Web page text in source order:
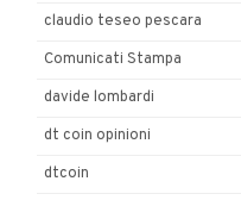
claudio teseo pescara
Comunicati Stampa
davide lombardi
dt coin opinioni
dtcoin